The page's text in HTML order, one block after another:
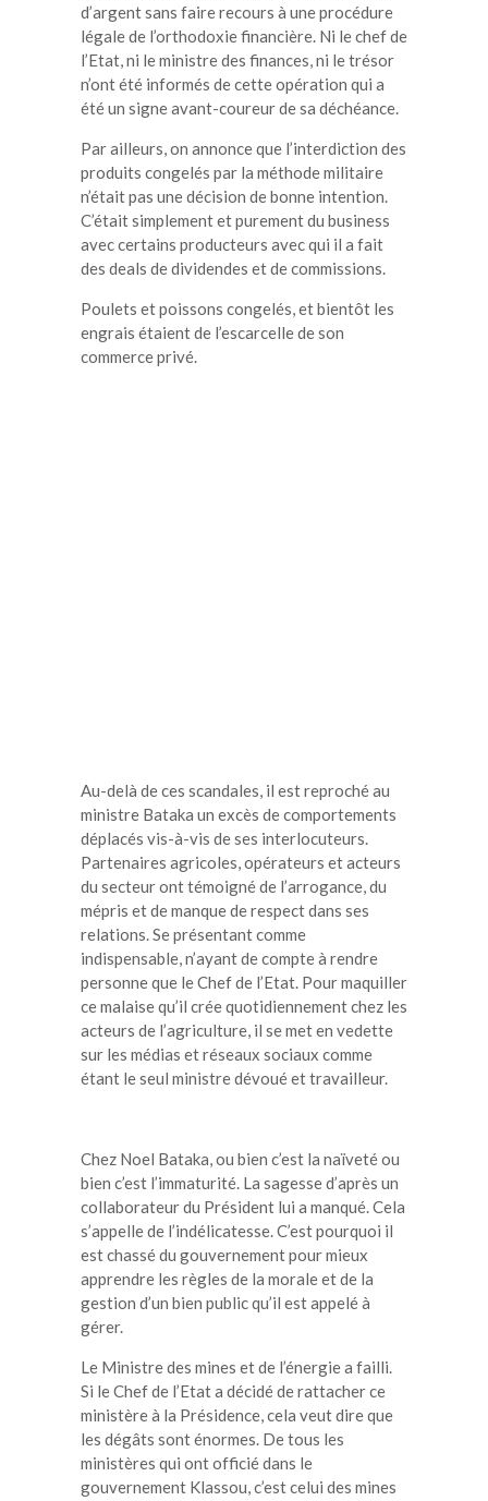
d’argent sans faire recours à une procédure
légale de l’orthodoxie financière. Ni le chef de
l’Etat, ni le ministre des finances, ni le trésor
n’ont été informés de cette opération qui a
été un signe avant-coureur de sa déchéance.
Par ailleurs, on annonce que l’interdiction des
produits congelés par la méthode militaire
n’était pas une décision de bonne intention.
C’était simplement et purement du business
avec certains producteurs avec qui il a fait
des deals de dividendes et de commissions.
Poulets et poissons congelés, et bientôt les
engrais étaient de l’escarcelle de son
commerce privé.
Au-delà de ces scandales, il est reproché au
ministre Bataka un excès de comportements
déplacés vis-à-vis de ses interlocuteurs.
Partenaires agricoles, opérateurs et acteurs
du secteur ont témoigné de l’arrogance, du
mépris et de manque de respect dans ses
relations. Se présentant comme
indispensable, n’ayant de compte à rendre
personne que le Chef de l’Etat. Pour maquiller
ce malaise qu’il crée quotidiennement chez les
acteurs de l’agriculture, il se met en vedette
sur les médias et réseaux sociaux comme
étant le seul ministre dévoué et travailleur.
Chez Noel Bataka, ou bien c’est la naïveté ou
bien c’est l’immaturité. La sagesse d’après un
collaborateur du Président lui a manqué. Cela
s’appelle de l’indélicatesse. C’est pourquoi il
est chassé du gouvernement pour mieux
apprendre les règles de la morale et de la
gestion d’un bien public qu’il est appelé à
gérer.
Le Ministre des mines et de l’énergie a failli.
Si le Chef de l’Etat a décidé de rattacher ce
ministère à la Présidence, cela veut dire que
les dégâts sont énormes. De tous les
ministères qui ont officié dans le
gouvernement Klassou, c’est celui des mines